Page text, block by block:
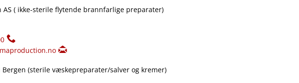
AS ( ikke-sterile flytende brannfarlige preparater)
Bergen (sterile væskepreparater​/​salver og kremer)